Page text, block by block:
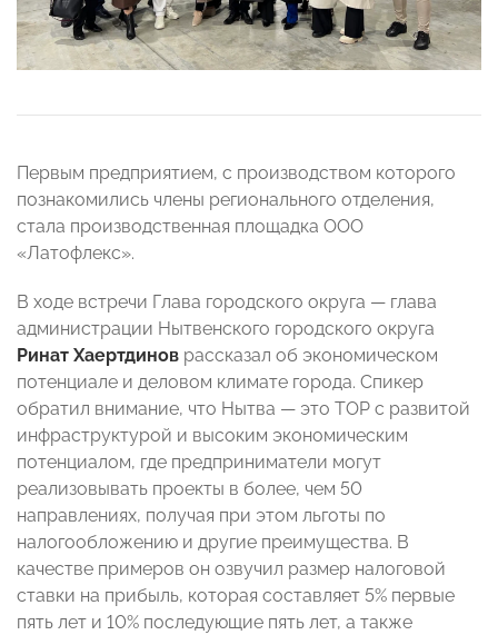
Первым предприятием, с производством которого
познакомились члены регионального отделения,
стала производственная площадка ООО
«Латофлекс».
В ходе встречи Глава городского округа — глава
администрации Нытвенского городского округа
Ринат Хаертдинов рассказал об экономическом
потенциале и деловом климате города. Спикер
обратил внимание, что Нытва — это ТОР с развитой
инфраструктурой и высоким экономическим
потенциалом, где предприниматели могут
реализовывать проекты в более, чем 50
направлениях, получая при этом льготы по
налогообложению и другие преимущества. В
качестве примеров он озвучил размер налоговой
ставки на прибыль, которая составляет 5% первые
пять лет и 10% последующие пять лет, а также